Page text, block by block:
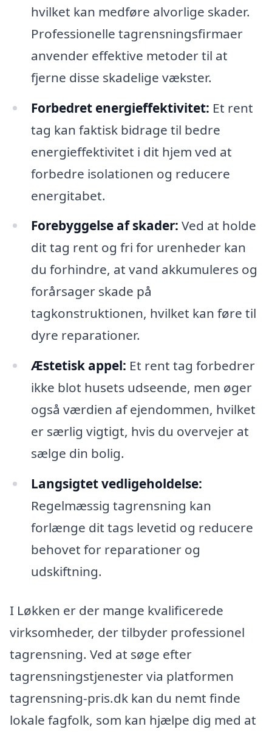
hvilket kan medføre alvorlige skader.
Professionelle tagrensningsfirmaer
anvender effektive metoder til at
fjerne disse skadelige vækster.
Forbedret energieffektivitet: Et rent
tag kan faktisk bidrage til bedre
energieffektivitet i dit hjem ved at
forbedre isolationen og reducere
energitabet.
Forebyggelse af skader: Ved at holde
dit tag rent og fri for urenheder kan
du forhindre, at vand akkumuleres og
forårsager skade på
tagkonstruktionen, hvilket kan føre til
dyre reparationer.
Æstetisk appel: Et rent tag forbedrer
ikke blot husets udseende, men øger
også værdien af ejendommen, hvilket
er særlig vigtigt, hvis du overvejer at
sælge din bolig.
Langsigtet vedligeholdelse:
Regelmæssig tagrensning kan
forlænge dit tags levetid og reducere
behovet for reparationer og
udskiftning.
I Løkken er der mange kvalificerede
virksomheder, der tilbyder professionel
tagrensning. Ved at søge efter
tagrensningstjenester via platformen
tagrensning-pris.dk kan du nemt finde
lokale fagfolk, som kan hjælpe dig med at